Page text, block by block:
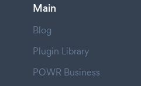
Main
Blog
Plugin Library
POWR Business